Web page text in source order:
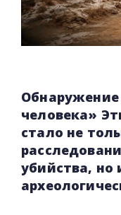
человека»
стало не
убийства, но